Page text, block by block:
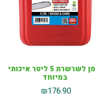
שמן לשרשרת 5 ליטר איכותי
במיוחד
₪176.90